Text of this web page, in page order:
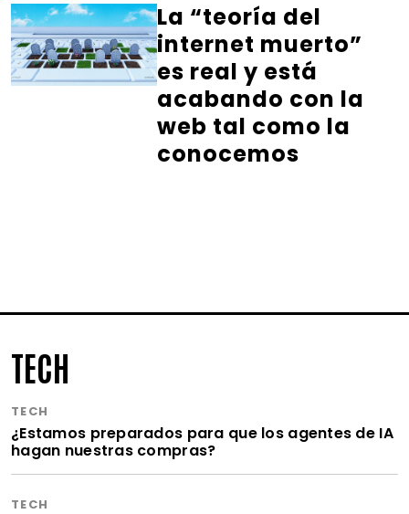
La “teoría del
internet muerto”
es real y está
acabando con la
web tal como la
conocemos
TECH
TECH
¿Estamos preparados para que los agentes de IA
hagan nuestras compras?
TECH